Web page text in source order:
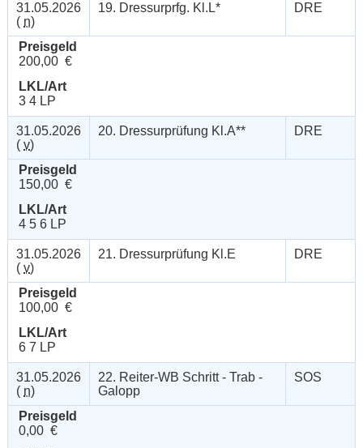
31.05.2026
( n)
19. Dressurprfg. Kl.L* DRE
Preisgeld
200,00 €
LKL/Art
3 4 LP
31.05.2026
( v)
20. Dressurprüfung Kl.A** DRE
Preisgeld
150,00 €
LKL/Art
4 5 6 LP
31.05.2026
( v)
21. Dressurprüfung Kl.E DRE
Preisgeld
100,00 €
LKL/Art
6 7 LP
31.05.2026
( n)
22. Reiter-WB Schritt - Trab -
Galopp
SOS
Preisgeld
0,00 €